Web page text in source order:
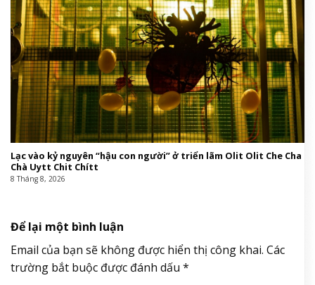
Lạc vào kỷ nguyên “hậu con người” ở triển lãm Olit Olit Che Cha
Chà Uytt Chit Chítt
8 Tháng 8, 2026
Để lại một bình luận
Email của bạn sẽ không được hiển thị công khai. Các
trường bắt buộc được đánh dấu *